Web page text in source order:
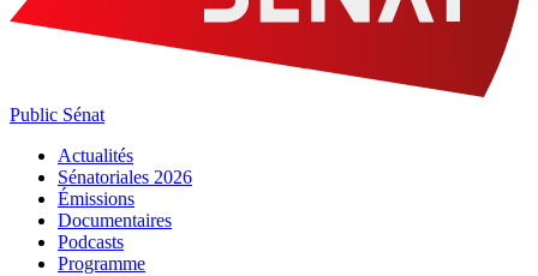
Public Sénat
Actualités
Sénatoriales 2026
Émissions
Documentaires
Podcasts
Programme